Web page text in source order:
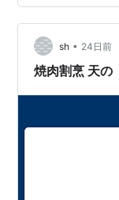
能。また、カウ
満喫するのもお
sh • 24日前
焼肉割烹 天の